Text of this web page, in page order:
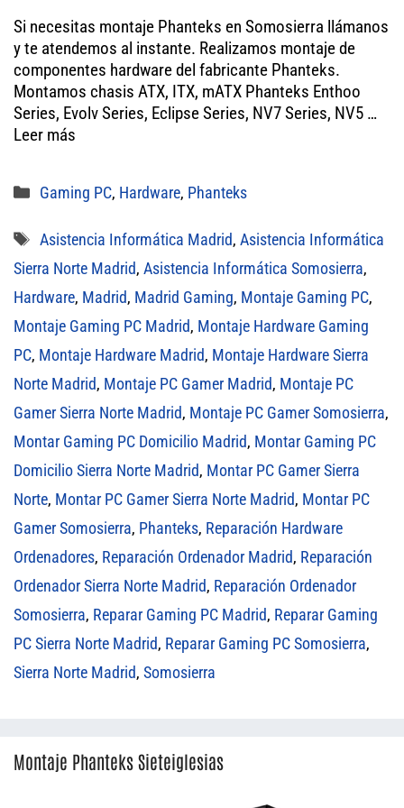
tt
er
bo
ok
ail
ha
ts
A
pp
Si necesitas montaje Phanteks en Somosierra llámanos
y te atendemos al instante. Realizamos montaje de
componentes hardware del fabricante Phanteks.
Montamos chasis ATX, ITX, mATX Phanteks Enthoo
Series, Evolv Series, Eclipse Series, NV7 Series, NV5 …
Leer más
Categorías
Gaming PC, Hardware, Phanteks
Etiquetas
Asistencia Informática Madrid, Asistencia Informática
Sierra Norte Madrid, Asistencia Informática Somosierra,
Hardware, Madrid, Madrid Gaming, Montaje Gaming PC,
Montaje Gaming PC Madrid, Montaje Hardware Gaming
PC, Montaje Hardware Madrid, Montaje Hardware Sierra
Norte Madrid, Montaje PC Gamer Madrid, Montaje PC
Gamer Sierra Norte Madrid, Montaje PC Gamer Somosierra,
Montar Gaming PC Domicilio Madrid, Montar Gaming PC
Domicilio Sierra Norte Madrid, Montar PC Gamer Sierra
Norte, Montar PC Gamer Sierra Norte Madrid, Montar PC
Gamer Somosierra, Phanteks, Reparación Hardware
Ordenadores, Reparación Ordenador Madrid, Reparación
Ordenador Sierra Norte Madrid, Reparación Ordenador
Somosierra, Reparar Gaming PC Madrid, Reparar Gaming
PC Sierra Norte Madrid, Reparar Gaming PC Somosierra,
Sierra Norte Madrid, Somosierra
Montaje Phanteks Sieteiglesias